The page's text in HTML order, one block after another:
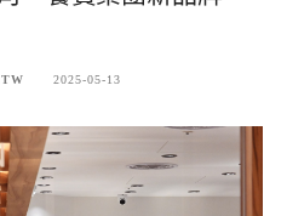
2025-05-13